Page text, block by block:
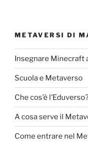
METAVERSI DI
Insegnare Minecraft
Scuola e Metaverso
Che cos’è
A cosa serve il
Come entrare nel